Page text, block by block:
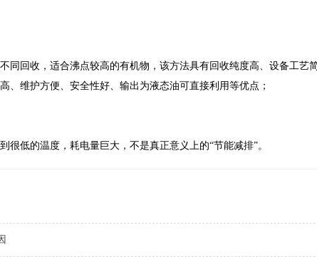
同回收，适合沸点较高的有机物，该方法具有回收纯度高、设备工艺
、维护方便、安全性好、输出为液态油可直接利用等优点；
很低的温度，耗电量巨大，不是真正意义上的“节能减排”。